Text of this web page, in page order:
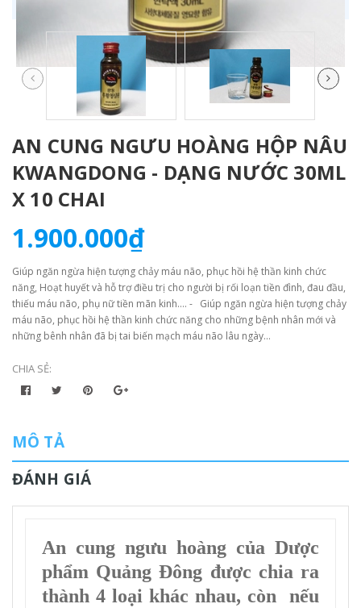
AN CUNG NGƯU HOÀNG HỘP NÂU
KWANGDONG - DẠNG NƯỚC 30ML
X 10 CHAI
1.900.000₫
Giúp ngăn ngừa hiện tượng chảy máu não, phục hồi hệ thần kinh chức
năng, Hoạt huyết và hỗ trợ điều trị cho người bị rối loạn tiền đình, đau đầu,
thiếu máu não, phụ nữ tiền mãn kinh…. - Giúp ngăn ngừa hiện tượng chảy
máu não, phục hồi hệ thần kinh chức năng cho những bệnh nhân mới và
những bênh nhân đã bị tai biến mạch máu não lâu ngày…
CHIA SẺ:
MÔ TẢ
ĐÁNH GIÁ
An cung ngưu hoàng của Dược
phẩm Quảng Đông được chia ra
thành 4 loại khác nhau, còn nếu